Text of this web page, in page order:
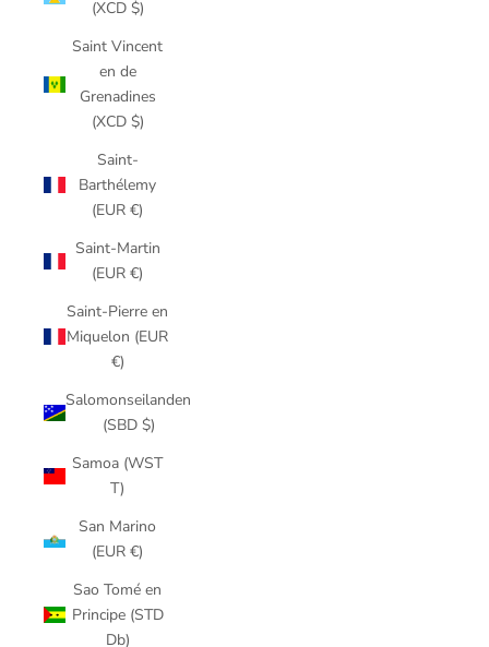
(XCD $)
Saint Vincent
en de
Grenadines
(XCD $)
Saint-
Barthélemy
(EUR €)
Saint-Martin
(EUR €)
Saint-Pierre en
Miquelon (EUR
€)
Salomonseilanden
(SBD $)
Samoa (WST
T)
San Marino
(EUR €)
Sao Tomé en
Principe (STD
Db)